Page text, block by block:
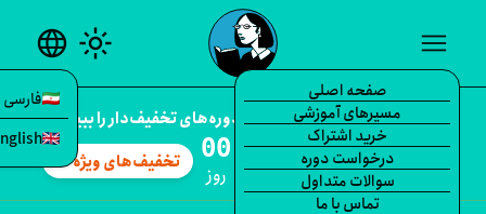
صفحه اصلی
مسیرهای آموزشی
خرید اشتراک
درخواست دوره
سوالات متداول
تماس با ما
language
فارسی
English
تخفیف ویژه همین الان — دوره‌های تخفیف‌دار را ببینید.
روز
:
ساعت
:
دقیقه
:
تخفیف‌های ویژهarrow_forward